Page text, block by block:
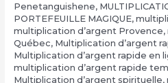
Penetanguishene,
PORTEFEUILLE MAGIQUE,
multiplication d’argent Provence,
Québec, Multiplication d’argent
Multiplication d’argent rapide en
multiplication d’argent rapide
Multiplication d’argent spirituelle,